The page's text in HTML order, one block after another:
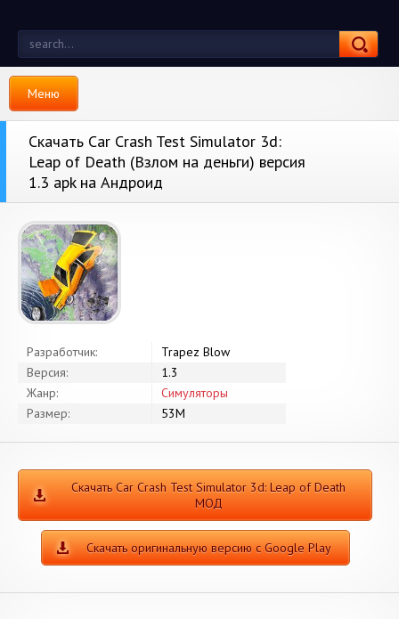
Меню
Скачать Car Crash Test Simulator 3d:
Leap of Death (Взлом на деньги) версия
1.3 apk на Андроид
Разработчик:
Trapez Blow
Версия:
1.3
Жанр:
Симуляторы
Размер:
53M
Скачать Car Crash Test Simulator 3d: Leap of Death
МОД
Скачать оригинальную версию с Google Play